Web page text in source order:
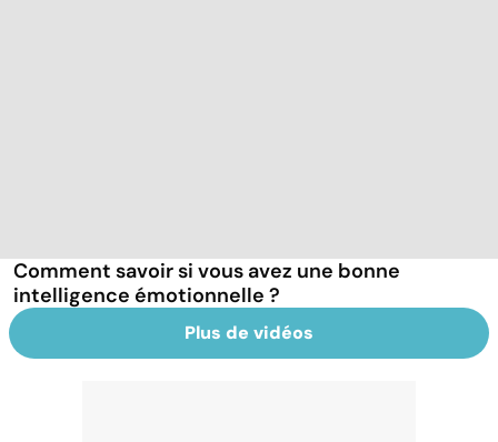
Comment savoir si vous avez une bonne
intelligence émotionnelle ?
Plus de vidéos